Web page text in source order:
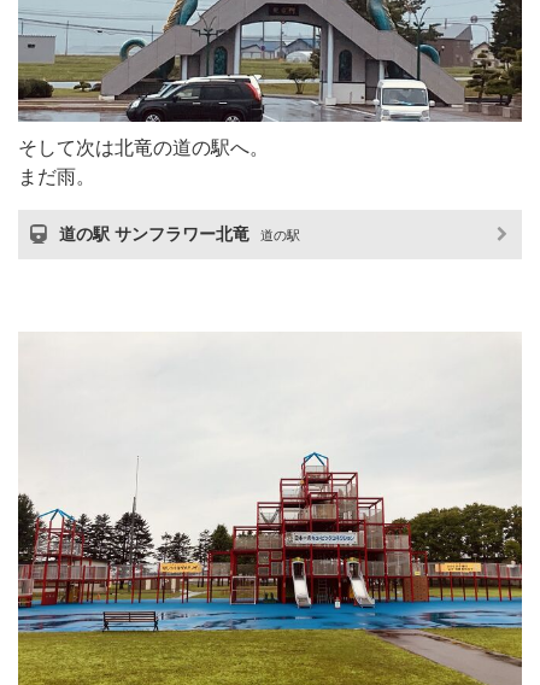
そして次は北竜の道の駅へ。
まだ雨。
道の駅 サンフラワー北竜 道の駅